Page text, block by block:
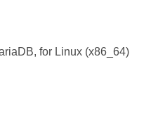
for Linux (x86_64)